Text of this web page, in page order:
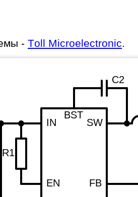
- Toll Microelectronic
IN
EN
SW
FB
BST
C2
R1